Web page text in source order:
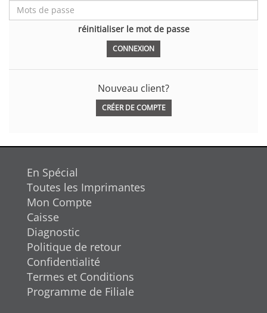
réinitialiser le mot de passe
Nouveau client?
CRÉER DE COMPTE
En Spécial
Toutes les Imprimantes
Mon Compte
Caisse
Diagnostic
Politique de retour
Confidentialité
Termes et Conditions
Programme de Filiale